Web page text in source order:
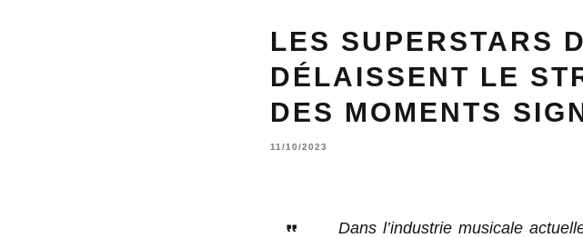
LES SUPERSTARS
DÉLAISSENT LE
DES MOMENTS
11/10/2023
Dans l’industrie musicale